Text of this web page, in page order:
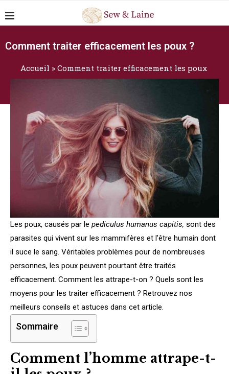
Comment traiter efficacement les poux ?
Accueil » Comment traiter efficacement les poux
?
Les poux, causés par le pediculus humanus capitis, sont des
parasites qui vivent sur les mammifères et l’être humain dont
il suce le sang. Véritables problèmes pour de nombreuses
personnes, les poux peuvent pourtant être traités
efficacement. Comment les attrape-t-on ? Quels sont les
moyens pour les traiter efficacement ? Retrouvez nos
meilleurs conseils et astuces dans cet article.
Sommaire
Comment l’homme attrape-t-